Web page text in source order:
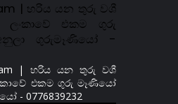
| හරිය යන තුරු වශී
එකම ගුරු
ගුරුමෑණියෝ -
| හරිය යන තුරු වශී
එකම ගුරු මෑණියෝ
- 0776839232